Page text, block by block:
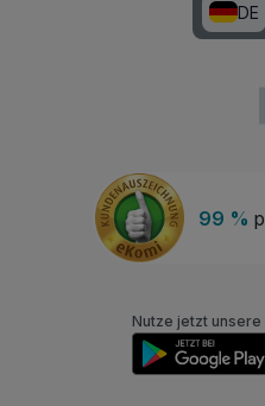
99 %
DE
Nutze jetzt unsere